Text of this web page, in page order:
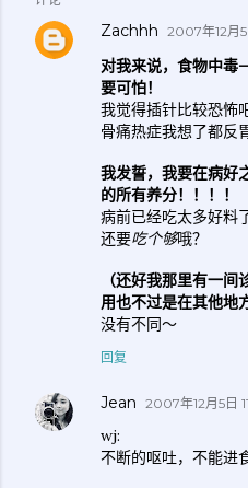
Zachhh 2007年12月
对我来说，食物中
要可怕！
我觉得插针比较恐怖吧
骨痛热症我想了都反
我发誓，我要在病好
的所有养分！！！！
病前已经吃太多好料
还要吃个够哦？
（还好我那里有一
用也不过是在其他地
没有不同～
回复
Jean 2007年12月5日
wj:
不断的呕吐，不能进